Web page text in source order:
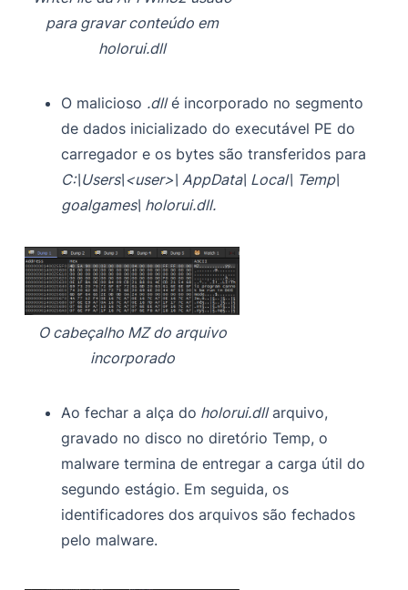
para gravar conteúdo em
holorui.dll
O malicioso .dllé incorporado no segmento
de dados inicializado do executável PE do
carregador e os bytes são transferidos para
C:\Users\<user>\ AppData\ Local\ Temp\
goalgames\ holorui.dll.
O cabeçalho MZ do arquivo
incorporado
Ao fechar a alça do holorui.dllarquivo,
gravado no disco no diretório Temp, o
malware termina de entregar a carga útil do
segundo estágio. Em seguida, os
identificadores dos arquivos são fechados
pelo malware.